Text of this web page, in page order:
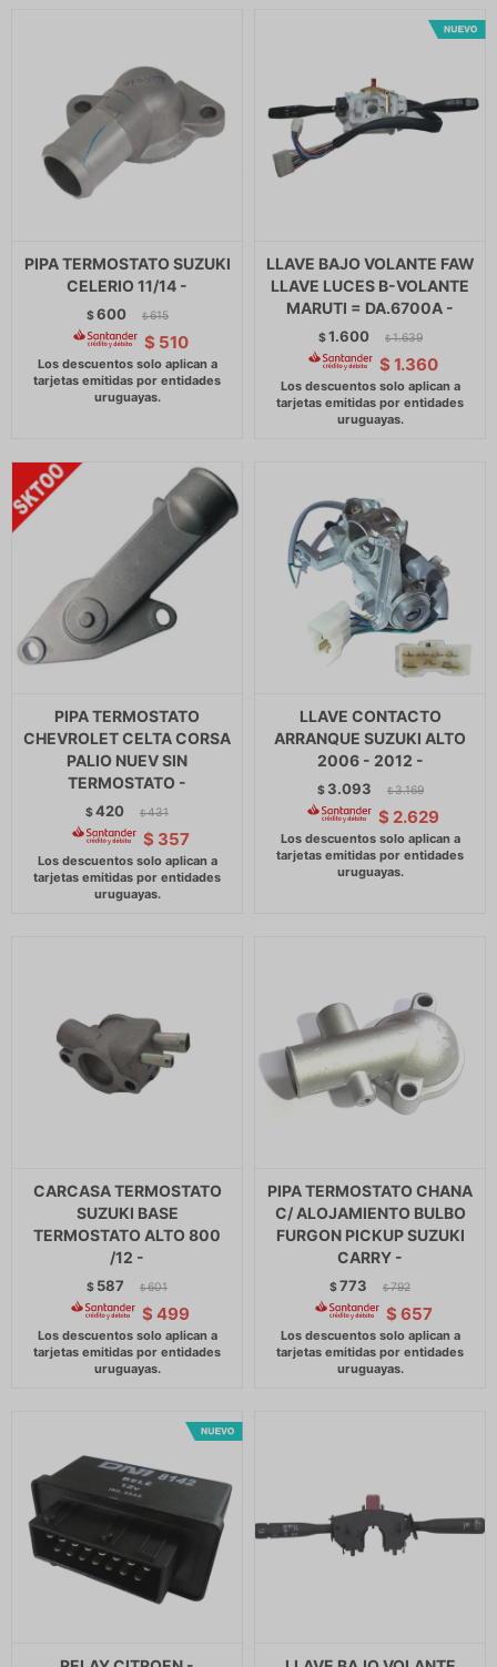
PIPA TERMOSTATO SUZUKI
CELERIO 11/14 -
$600 $ 615
$ 510
LLAVE BAJO VOLANTE FAW
LLAVE LUCES B-VOLANTE
MARUTI = DA.6700A -
$1.600 $ 1.639
$ 1.360
PIPA TERMOSTATO
CHEVROLET CELTA CORSA
PALIO NUEV SIN
TERMOSTATO -
$420 $ 431
$ 357
LLAVE CONTACTO
ARRANQUE SUZUKI ALTO
2006 - 2012 -
$ 3.093 $ 3.169
$ 2.629
CARCASA TERMOSTATO
SUZUKI BASE
TERMOSTATO ALTO 800
/12 -
$ 587 $ 601
$ 499
PIPA TERMOSTATO CHANA
C/ ALOJAMIENTO BULBO
FURGON PICKUP SUZUKI
CARRY -
$773 $ 792
$ 657